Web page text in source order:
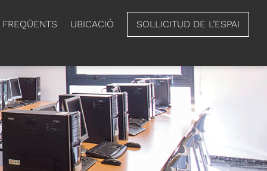
UBICACIÓ SOL·LICITUD DE L’ESPAI